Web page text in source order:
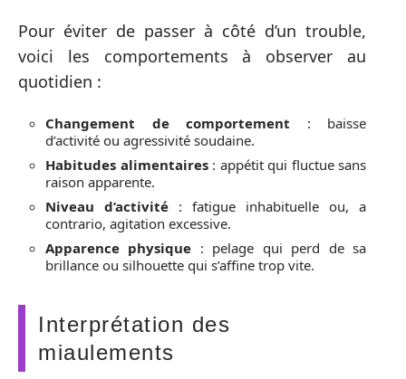
Pour éviter de passer à côté d’un trouble,
voici les comportements à observer au
quotidien :
Changement de comportement : baisse
d’activité ou agressivité soudaine.
Habitudes alimentaires: appétit qui fluctue sans
raison apparente.
Niveau d’activité : fatigue inhabituelle ou, a
contrario, agitation excessive.
Apparence physique : pelage qui perd de sa
brillance ou silhouette qui s’affine trop vite.
Interprétation des
miaulements